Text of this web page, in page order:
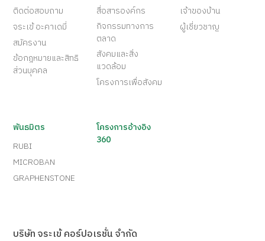
ติดต่อสอบถาม
จระเข้ อะคาเดมี่
สมัครงาน
ข้อกฎหมายและสิทธิ
ส่วนบุคคล
สื่อสารองค์กร
กิจกรรมทางการ
ตลาด
สังคมและสิ่ง
แวดล้อม
โครงการเพื่อสังคม
เจ้าของบ้าน
ผู้เชี่ยวชาญ
พันธมิตร
RUBI
MICROBAN
GRAPHENSTONE
โครงการอ้างอิง
360
บริษัท จระเข้ คอร์ปอเรชั่น จำกัด